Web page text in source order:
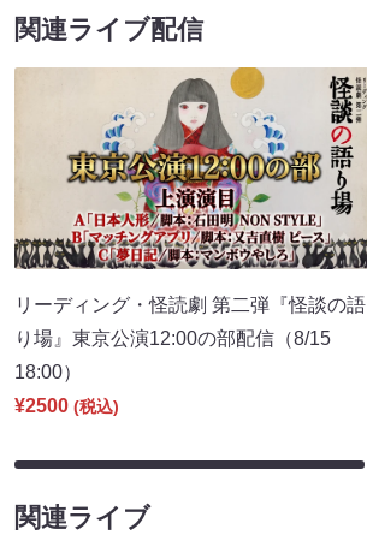
関連ライブ配信
リーディング・怪読劇 第二弾『怪談の語
り場』東京公演12:00の部配信（8/15
18:00）
¥2500 (税込)
関連ライブ